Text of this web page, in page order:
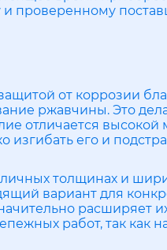
проверенному
от коррозии
ржавчины. Это
отличается
изгибать его и
толщинах и
вариант для
расширяет
работ, так как